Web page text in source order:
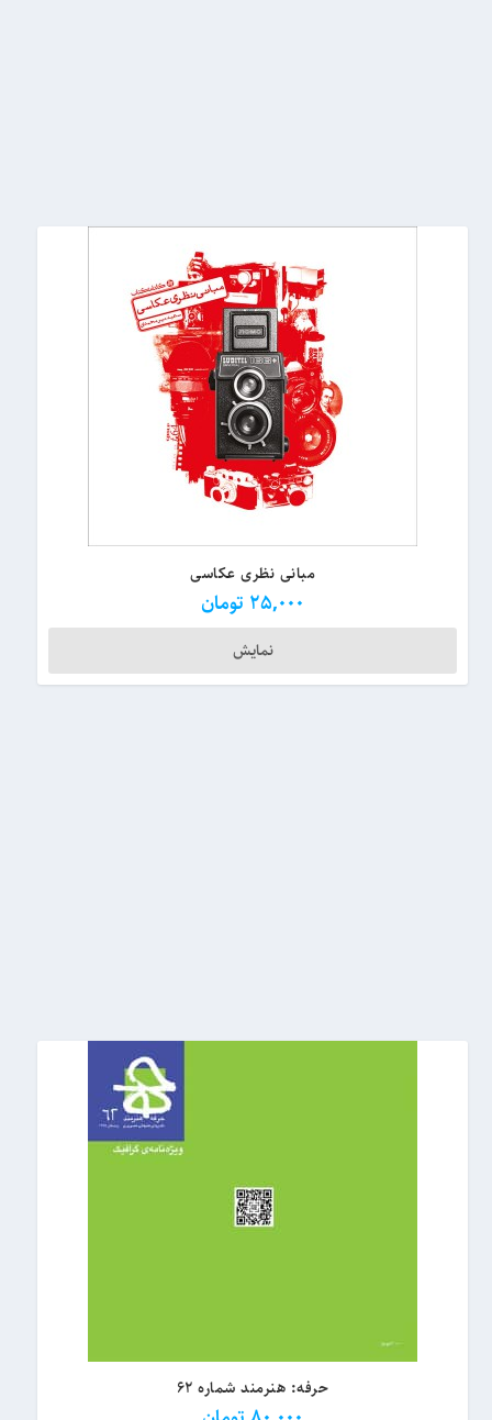
مبانی نظری عکاسی
25,000 تومان
نمایش
حرفه: هنرمند شماره ۶۲